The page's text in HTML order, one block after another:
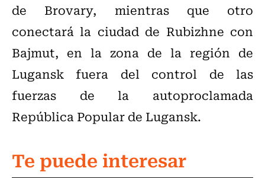
de Brovary, mientras que otro
conectará la ciudad de Rubizhne con
Bajmut, en la zona de la región de
Lugansk fuera del control de las
fuerzas de la autoproclamada
República Popular de Lugansk.
Te puede interesar